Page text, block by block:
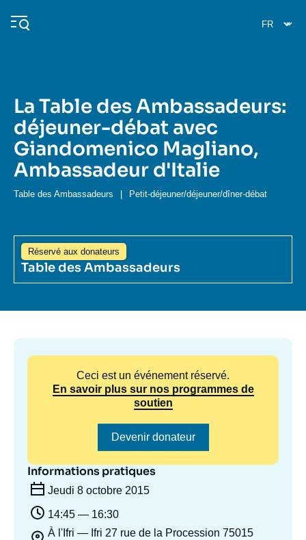
au
contenu
Navigation
principale
L'Ifri
Analyses
Événements
Se connecter
L'Ifri en bref
La Table des Ambassadeurs:
déjeuner-débat avec
Giandomenico Magliano,
Ambassadeur d'Italie
Table des Ambassadeurs Petit-déjeuner/déjeuner/dîner-débat
Réservé aux donateurs
Table des Ambassadeurs
Informations pratiques
Jeudi 8 octobre 2015
14:45 — 16:30
À l'Ifri — Ifri 27 rue de la Procession 75015
Ceci est un événement réservé.
En savoir plus sur nos programmes de
soutien
Devenir donateur